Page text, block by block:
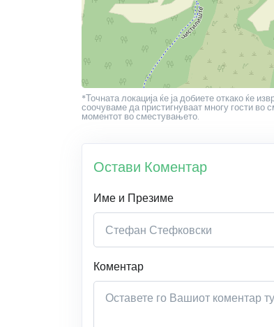
*Точната локација ќе ја добиете откако ќе
соочуваме да пристигнуваат многу гости во
моментот во сместувањето.
Остави Коментар
Име и Презиме
Коментар